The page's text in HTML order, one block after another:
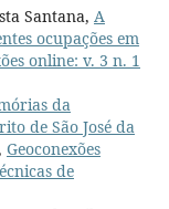
Santana, A
ocupações em
online: v. 3 n. 1
da
de São José da
Geoconexões
de